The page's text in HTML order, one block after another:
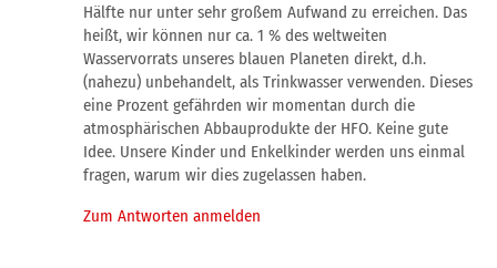
Hälfte nur unter sehr großem Aufwand zu erreichen. Das
heißt, wir können nur ca. 1 % des weltweiten
Wasservorrats unseres blauen Planeten direkt, d.h.
(nahezu) unbehandelt, als Trinkwasser verwenden. Dieses
eine Prozent gefährden wir momentan durch die
atmosphärischen Abbauprodukte der HFO. Keine gute
Idee. Unsere Kinder und Enkelkinder werden uns einmal
fragen, warum wir dies zugelassen haben.
Zum Antworten anmelden